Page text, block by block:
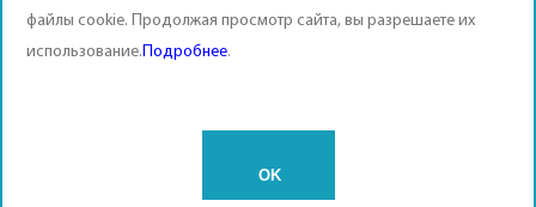
Политика конфиденциальности
Terms of Service
файлы cookie. Продолжая просмотр сайта, вы разрешаете их
использование.Подробнее.
OK